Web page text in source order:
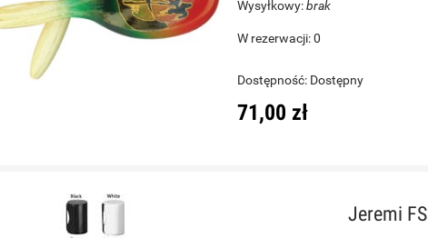
Wysyłkowy:brak
W rezerwacji: 0
Dostępność: Dostępny
71,00 zł
Jeremi